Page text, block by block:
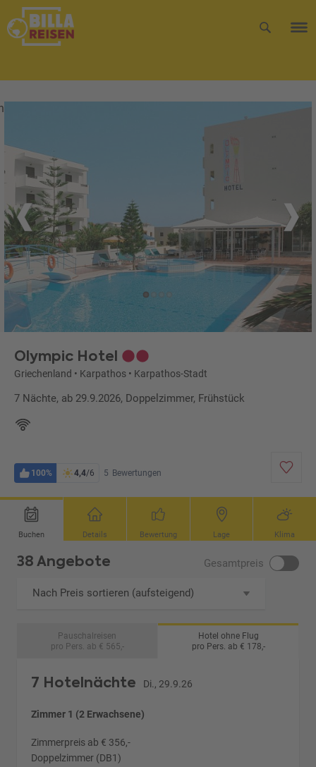
Olympic Hotel
Griechenland • Karpathos • Karpathos-Stadt
7 Nächte, ab 29.9.2026, Doppelzimmer, Frühstück
100% 4,4/6 5 Bewertungen
Buchen Details Bewertung Lage Klima
38 Angebote Gesamtpreis
Nach Preis sortieren (aufsteigend)
Pauschalreisen
pro Pers. ab € 565,-
Hotel ohne Flug
pro Pers. ab € 178,-
7 Hotelnächte Di., 29.9.26
Zimmer 1 (2 Erwachsene)
Zimmerpreis ab € 356,-
Doppelzimmer (DB1)